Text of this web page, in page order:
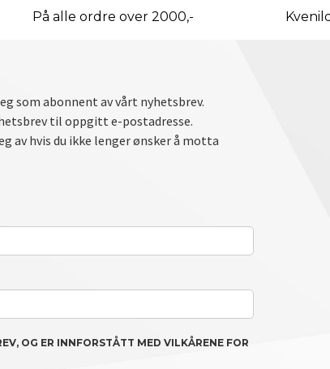
På alle ordre over 2000,-
som abonnent av vårt nyhetsbrev.
til oppgitt e-postadresse.
av hvis du ikke lenger ønsker å motta
OG ER INNFORSTÅTT MED VILKÅRENE FOR